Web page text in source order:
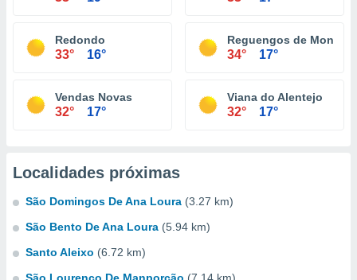
Redondo
33° 16°
Reguengos de
34° 17°
Vendas Novas
32° 17°
Viana do Alentejo
32° 17°
Localidades próximas
São Domingos De Ana Loura (3.27 km)
São Bento De Ana Loura (5.94 km)
Santo Aleixo (6.72 km)